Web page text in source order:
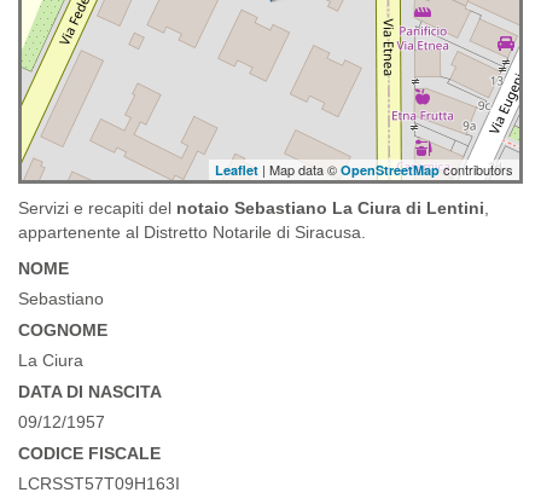
Leaflet | Map data © OpenStreetMapcontributors
Servizi e recapiti del notaio Sebastiano La Ciura di Lentini
appartenente al Distretto Notarile di Siracusa.
NOME
Sebastiano
COGNOME
La Ciura
DATA DI NASCITA
09/12/1957
CODICE FISCALE
LCRSST57T09H163I